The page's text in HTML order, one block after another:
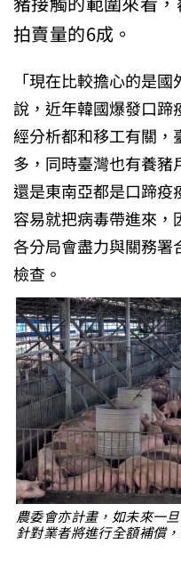
拍賣量的6成。
「現在比較擔心的是
說，近年韓國爆發口
經分析都和移工有關
多，同時臺灣也有養
還是東南亞都是口蹄
容易就把病毒帶進來
各分局會盡力與關務
檢查。
農委會亦計畫，如未來一
針對業者將進行全額補償